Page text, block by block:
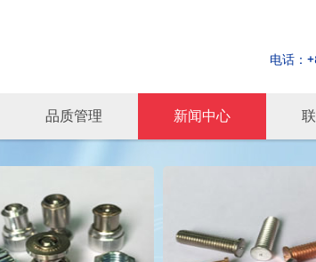
电话：
品质管理 新闻中心